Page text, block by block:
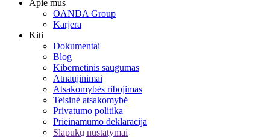
Apie mus
OANDA Group
Karjera
Kiti
Dokumentai
Blog
Kibernetinis saugumas
Atnaujinimai
Atsakomybės ribojimas
Teisinė atsakomybė
Privatumo politika
Prieinamumo deklaracija
Slapukų nustatymai